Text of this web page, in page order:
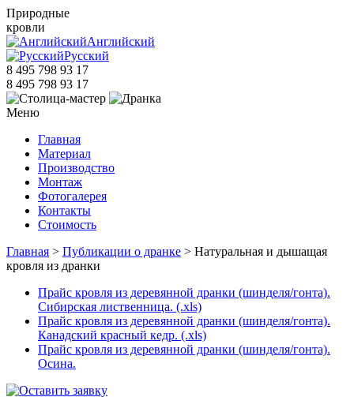
Природные
кровли
Английский
Русский
8 495 798 93 17
8 495 798 93 17
Меню
Главная
Материал
Производство
Монтаж
Фотогалерея
Контакты
Стоимость
Главная > Публикации о дранке > Натуральная и дышащая
кровля из дранки
Прайс кровля из деревянной дранки (шинделя/гонта).
Сибирская лиственница. (.xls)
Прайс кровля из деревянной дранки (шинделя/гонта).
Канадский красный кедр. (.xls)
Прайс кровля из деревянной дранки (шинделя/гонта).
Осина.